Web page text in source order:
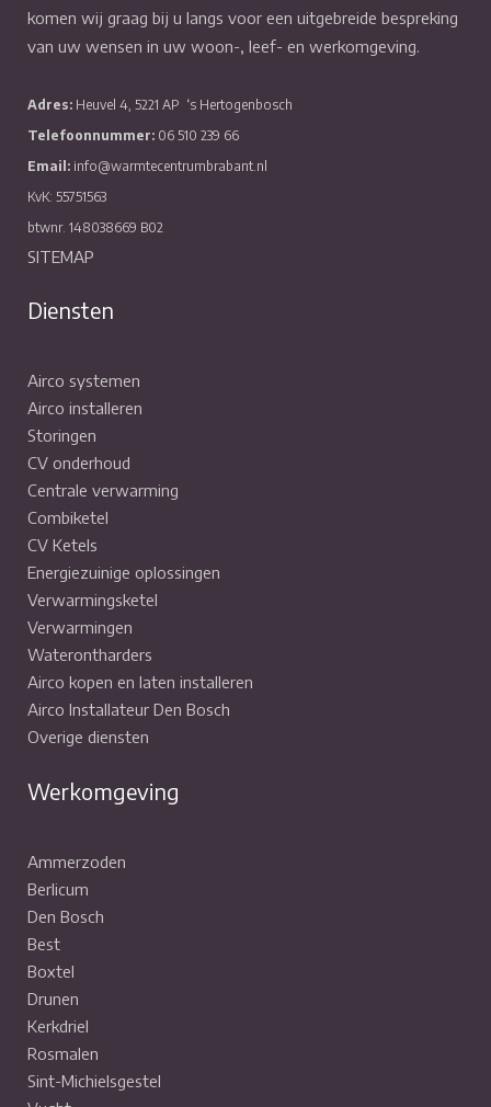
komen wij graag bij u langs voor een uitgebreide bespreking
van uw wensen in uw woon-, leef- en werkomgeving.
Adres: Heuvel 4, 5221 AP ‘s Hertogenbosch
Telefoonnummer: 06 510 239 66
Email: info@warmtecentrumbrabant.nl
KvK: 55751563
btwnr. 148038669 B02
SITEMAP
Diensten
Airco systemen
Airco installeren
Storingen
CV onderhoud
Centrale verwarming
Combiketel
CV Ketels
Energiezuinige oplossingen
Verwarmingsketel
Verwarmingen
Waterontharders
Airco kopen en laten installeren
Airco Installateur Den Bosch
Overige diensten
Werkomgeving
Ammerzoden
Berlicum
Den Bosch
Best
Boxtel
Drunen
Kerkdriel
Rosmalen
Sint-Michielsgestel